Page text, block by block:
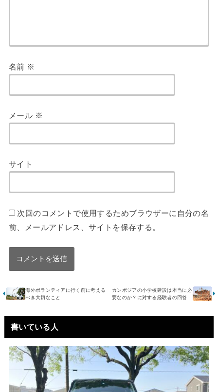
名前 ※
メール ※
サイト
次回のコメントで使用するためブラウザーに自分の名
前、メールアドレス、サイトを保存する。
カンボジアの小学校建設は本当に必
要なのか？に対する経験者の回答
海外ボランティアに行く前に考える
べき大切なこと
書いている人